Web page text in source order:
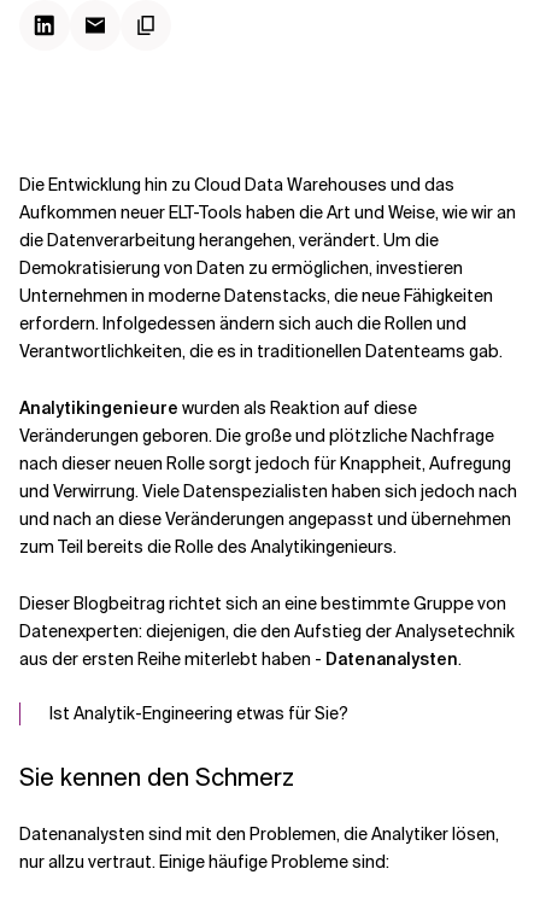
Verwandte Themen
Die Entwicklung hin zu Cloud Data Warehouses und das
Aufkommen neuer ELT-Tools haben die Art und Weise, wie wir an
die Datenverarbeitung herangehen, verändert. Um die
Demokratisierung von Daten zu ermöglichen, investieren
Unternehmen in moderne Datenstacks, die neue Fähigkeiten
erfordern. Infolgedessen ändern sich auch die Rollen und
Verantwortlichkeiten, die es in traditionellen Datenteams gab.
Analytikingenieure wurden als Reaktion auf diese
Veränderungen geboren. Die große und plötzliche Nachfrage
nach dieser neuen Rolle sorgt jedoch für Knappheit,Aufregung
und Verwirrung. Viele Datenspezialisten haben sich jedoch nach
und nach an diese Veränderungen angepasst und übernehmen
zum Teil bereits die Rolle des Analytikingenieurs.
Dieser Blogbeitrag richtet sich an eine bestimmte Gruppe von
Datenexperten: diejenigen, die den Aufstieg der Analysetechnik
aus der ersten Reihe miterlebt haben - Datenanalysten.
Ist Analytik-Engineering etwas für Sie?
Sie kennen den Schmerz
Datenanalysten sind mit den Problemen, die Analytiker lösen,
nur allzu vertraut. Einige häufige Probleme sind: